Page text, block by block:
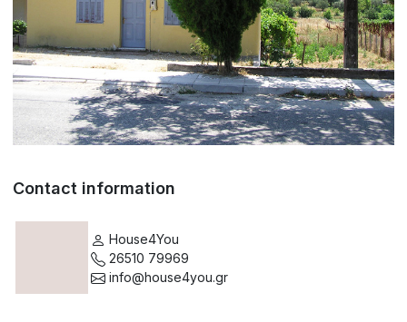
Contact information
House4You
26510 79969
info@house4you.gr